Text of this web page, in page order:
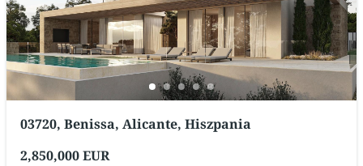
03720, Benissa, Alicante, Hiszpania
2,850,000 EUR